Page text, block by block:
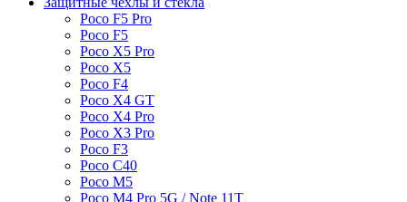
Poco F5 Pro
Poco F5
Poco X5 Pro
Poco X5
Poco F4
Poco X4 GT
Poco X4 Pro
Poco X3 Pro
Poco F3
Poco C40
Poco M5
Poco M4 Pro 5G / Note 11T